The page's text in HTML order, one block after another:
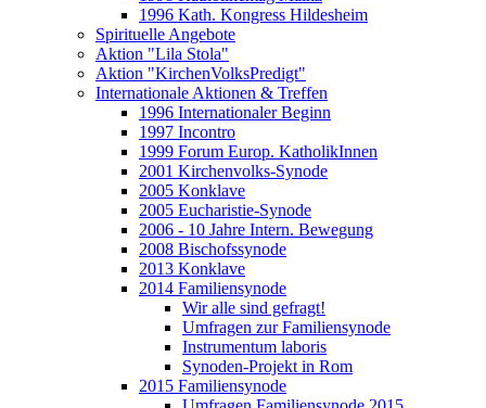
1996 Kath. Kongress Hildesheim
Spirituelle Angebote
Aktion "Lila Stola"
Aktion "KirchenVolksPredigt"
Internationale Aktionen & Treffen
1996 Internationaler Beginn
1997 Incontro
1999 Forum Europ. KatholikInnen
2001 Kirchenvolks-Synode
2005 Konklave
2005 Eucharistie-Synode
2006 - 10 Jahre Intern. Bewegung
2008 Bischofssynode
2013 Konklave
2014 Familiensynode
Wir alle sind gefragt!
Umfragen zur Familiensynode
Instrumentum laboris
Synoden-Projekt in Rom
2015 Familiensynode